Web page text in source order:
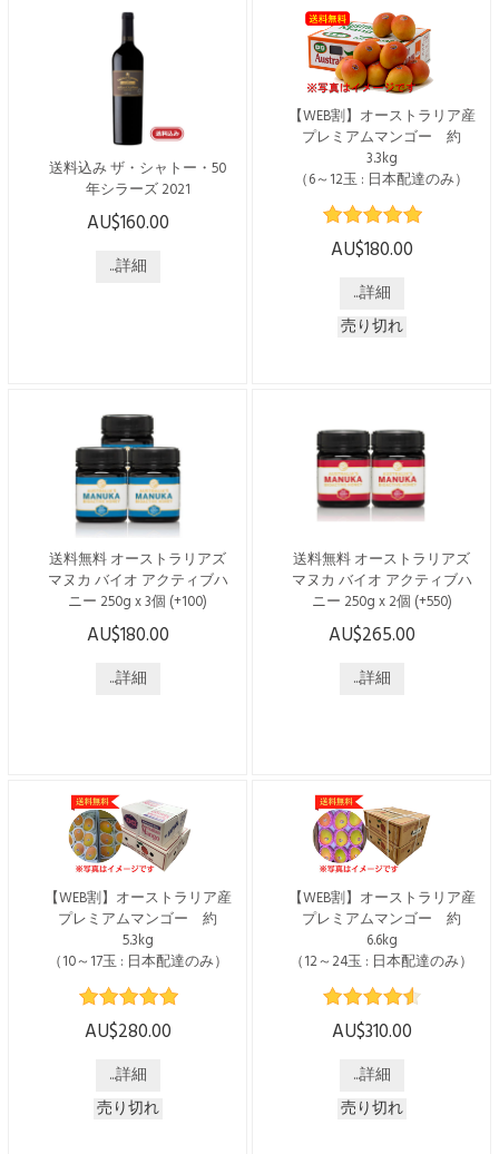
ザンリバーズ地域の沿岸林で
採取されたマヌカハニー。
1996年に家族経営でスタート
した「オーストラリアズ・マ
ヌカ」は、現在も外部検査機
関による確認を受けたマヌカ
ハニーを提供しています。
低温でゆっくり...
は必須項目です ※ 沖縄への
配送には別途$20.00の送料が
かかります。 ※マンゴーは
生ものですので、発送時期が
変更になる可能性があります
※年末年始は配送がございま
せん ※住所記載間...
送料込み ザ・シャトー・50
年シラーズ 2021
こちらの商品は日本国内発送
います。 オーストラリアで
造るシラーズ。 ブルーベリ
ー、ブラックベリーの風味が
たっぷりと感じられ、中盤に
素晴らしいリッチさがあり、
芳醇なチョコレートの...
AU$160.00
...詳細
【WEB割】オーストラリア産
プレミアムマンゴー 約
3.3kg
（6～12玉 : 日本配達のみ）
※2025年度の受付は12月10日
(水)までで終了となっており
ます※ WEBからのお申込み
$180 でご購入いただけま
す！ [配送時期] 2025年12月中
旬ごろより $185 → $180 * 送
配送には別途$20.00の送料が
かかります。 ※マンゴーは
生ものですので、発送時期が
変更になる可能性があります
※年末年始は配送がございま
AU$180.00
...詳細
売り切れ
送料無料 オーストラリアズ
マヌカ バイオ アクティブハ
ニー 250g x 3個 (+100)
こちらの商品は日本国内発送
います。 ----------------------------
ザンリバーズ地域の沿岸林で
採取されたマヌカハニー。
1996年に家族経営でスタート
した「オーストラリアズ・マ
ヌカ」は、現在も外部検査機
関による確認を受けたマヌカ
ハニーを提供しています。
低温でゆっくり...
AU$180.00
...詳細
送料無料 オーストラリアズ
マヌカ バイオ アクティブハ
ニー 250g x 2個 (+550)
こちらの商品は日本国内発送
います。 ----------------------------
ザンリバーズ地域の沿岸林で
採取されたマヌカハニー。
1996年に家族経営でスタート
した「オーストラリアズ・マ
ヌカ」は、現在も外部検査機
関による確認を受けたマヌカ
ハニーを提供しています。
低温でゆっくり...
AU$265.00
...詳細
【WEB割】オーストラリア産
プレミアムマンゴー 約
5.3kg
（10～17玉 : 日本配達のみ）
※2025年度の受付は12月10日
(水)までで終了となっており
ます※ WEBからのお申込み
→ $280 でご購入いただけま
す！ [配送時期] 2025年12月中
旬ごろより $285 → $280 * 送
AU$280.00
...詳細
売り切れ
【WEB割】オーストラリア産
プレミアムマンゴー 約
6.6kg
（12～24玉 : 日本配達のみ）
※2025年度の受付は12月10日
(水)までで終了となっており
ます※ WEBからのお申込み
$310 でご購入いただけま
す！ [配送時期] 2025年12月中
旬ごろより $315 → $310 * 送
AU$310.00
...詳細
売り切れ